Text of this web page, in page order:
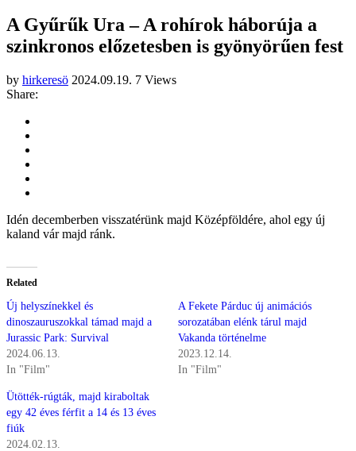
A Gyűrűk Ura – A rohírok háborúja a
szinkronos előzetesben is gyönyörűen fest
by hirkeresö 2024.09.19. 7 Views
Share:
Idén decemberben visszatérünk majd Középföldére, ahol egy új
kaland vár majd ránk.
Related
Új helyszínekkel és
dinoszauruszokkal támad majd a
Jurassic Park: Survival
2024.06.13.
In "Film"
A Fekete Párduc új animációs
sorozatában elénk tárul majd
Vakanda történelme
2023.12.14.
In "Film"
Ütötték-rúgták, majd kiraboltak
egy 42 éves férfit a 14 és 13 éves
fiúk
2024.02.13.